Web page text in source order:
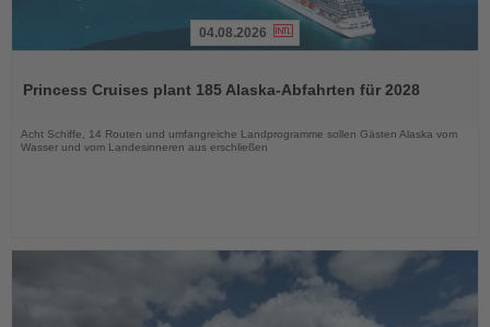
die
04.08.2026
Princess Cruises plant 185 Alaska-Abfahrten für 2028
Acht Schiffe, 14 Routen und umfangreiche Landprogramme sollen Gästen Alaska vom
Wasser und vom Landesinneren aus erschließen